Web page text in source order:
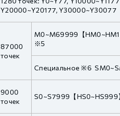
Y20000~Y20177, Y30000~Y30077
87000
точек
M0~M69999【
※5
Специальное ※6
9000
точек
S0~S7999【HS0~HS999